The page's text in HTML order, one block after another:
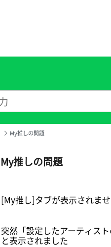
My推しの問題
My推しの問題
[My推し]タブが表示されま
突然「設定したアーティス
と表示されました